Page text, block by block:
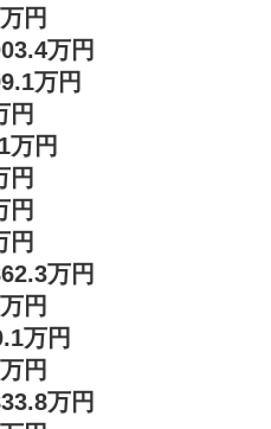
円
万円
万円
円
万円
円
万円
円
万円